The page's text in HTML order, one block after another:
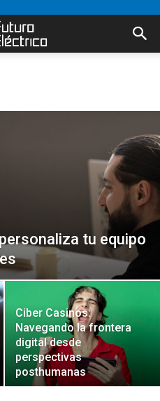
tu equipo
Ciber Casinos:
Navegando la frontera
digital desde
perspectivas
posthumanas